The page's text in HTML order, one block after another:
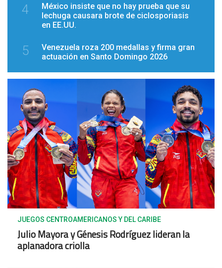
4
México insiste que no hay prueba que su
lechuga causara brote de ciclosporiasis
en EE.UU.
5
Venezuela roza 200 medallas y firma gran
actuación en Santo Domingo 2026
JUEGOS CENTROAMERICANOS Y DEL CARIBE
Julio Mayora y Génesis Rodríguez lideran la
aplanadora criolla